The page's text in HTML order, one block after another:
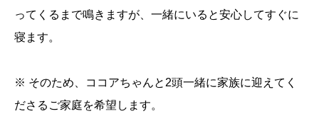
ってくるまで鳴きますが、一緒にいると安心してすぐに
寝ます。
※ そのため、ココアちゃんと2頭一緒に家族に迎えてく
ださるご家庭を希望します。